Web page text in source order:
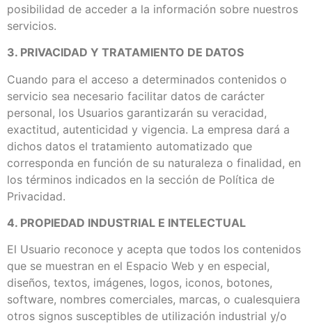
posibilidad de acceder a la información sobre nuestros
servicios.
3. PRIVACIDAD Y TRATAMIENTO DE DATOS
Cuando para el acceso a determinados contenidos o
servicio sea necesario facilitar datos de carácter
personal, los Usuarios garantizarán su veracidad,
exactitud, autenticidad y vigencia. La empresa dará a
dichos datos el tratamiento automatizado que
corresponda en función de su naturaleza o finalidad, en
los términos indicados en la sección de Política de
Privacidad.
4. PROPIEDAD INDUSTRIAL E INTELECTUAL
El Usuario reconoce y acepta que todos los contenidos
que se muestran en el Espacio Web y en especial,
diseños, textos, imágenes, logos, iconos, botones,
software, nombres comerciales, marcas, o cualesquiera
otros signos susceptibles de utilización industrial y/o